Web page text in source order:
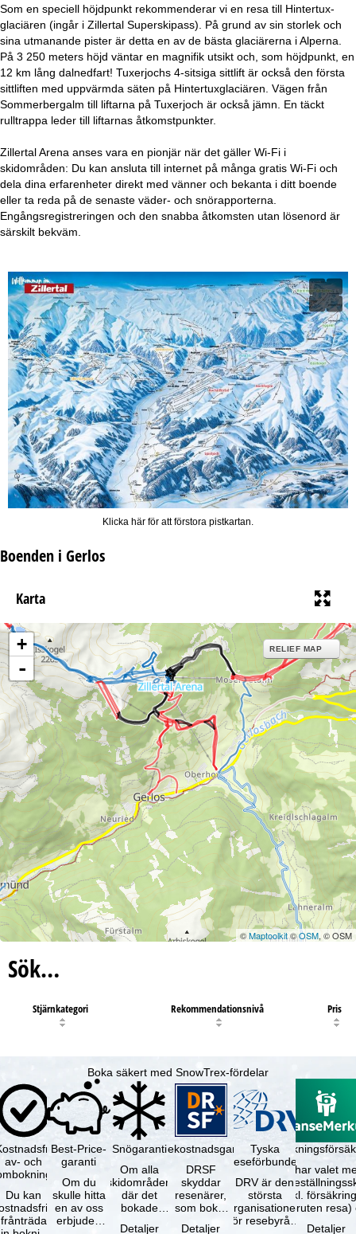
Som en speciell höjdpunkt rekommenderar vi en resa till Hintertux-
glaciären (ingår i Zillertal Superskipass). På grund av sin storlek och
sina utmanande pister är detta en av de bästa glaciärerna i Alperna.
På 3 250 meters höjd väntar en magnifik utsikt och, som höjdpunkt, en
12 km lång dalnedfart! Tuxerjochs 4-sitsiga sittlift är också den första
sittliften med uppvärmda säten på Hintertuxglaciären. Vägen från
Sommerbergalm till liftarna på Tuxerjoch är också jämn. En täckt
rulltrappa leder till liftarnas åtkomstpunkter.
Zillertal Arena anses vara en pionjär när det gäller Wi-Fi i
skidområden: Du kan ansluta till internet på många gratis Wi-Fi och
dela dina erfarenheter direkt med vänner och bekanta i ditt boende
eller ta reda på de senaste väder- och snörapporterna.
Engångsregistreringen och den snabba åtkomsten utan lösenord är
särskilt bekväm.
Klicka här för att förstora pistkartan.
Boenden i Gerlos
Karta
+
-
RELIEF MAP
©Maptoolkit©OSM, © OSM
Sök…
Stjärnkategori Rekommendationsnivå Pris
Boka säkert med SnowTrex-fördelar
av- och
Du kan
frånträda
Best-Price-
garanti
Om du
skulle hitta
en av oss
erbjuden
Snögaranti
Om alla
skidområden
där det
bokade
Detaljer
Resekostnadsgaranti
DRSF
skyddar
resenärer,
som bokat
Detaljer
Tyska
reseförbundet
DRV är den
största
organisationen
för resebyråer
Du har valet
(inkl.
avbruten resa)
Detaljer